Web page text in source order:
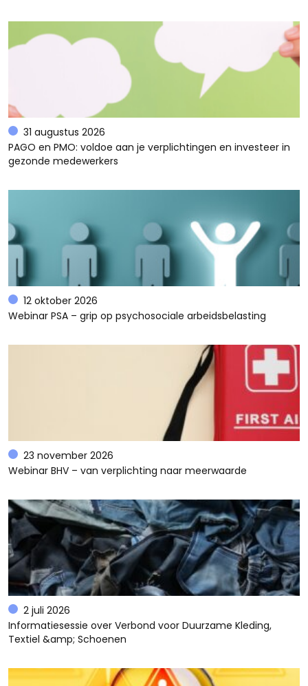
31 augustus 2026
PAGO en PMO: voldoe aan je verplichtingen en investeer in
gezonde medewerkers
12 oktober 2026
Webinar PSA – grip op psychosociale arbeidsbelasting
23 november 2026
Webinar BHV – van verplichting naar meerwaarde
2 juli 2026
Informatiesessie over Verbond voor Duurzame Kleding,
Textiel &amp; Schoenen